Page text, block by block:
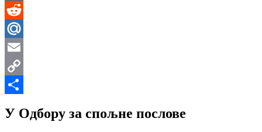
LinkedIn
Reddit
Mail.Ru
Email
Copy
У Одбору за спољне послове